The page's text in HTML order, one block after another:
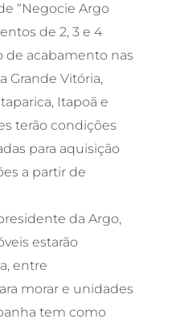
“Negocie Argo
de 2, 3 e 4
de acabamento nas
Grande Vitória,
Itapoã e
terão condições
para aquisição
a partir de
da Argo,
estarão
entre
morar e unidades
tem como